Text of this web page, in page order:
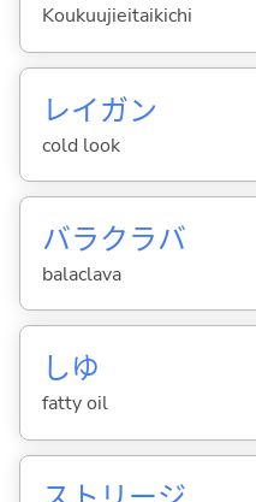
Koukuujieitaikichi
レイガン
cold look
バラクラバ
balaclava
しゆ
fatty oil